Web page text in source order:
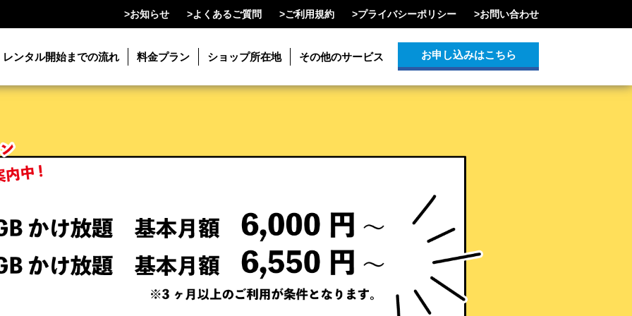
>お知らせ >よくあるご質問 >ご利用規約 >プライバシーポリシー >お問い合わせ
レンタル開始までの流れ 料金プラン ショップ所在地 その他のサービス お申し込みはこちら